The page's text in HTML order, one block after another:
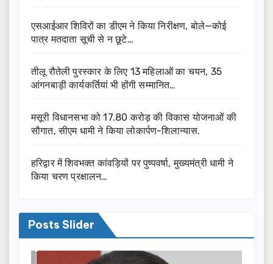
एसआईआर शिविरों का डीएम ने किया निरीक्षण, बोले—कोई
पात्र मतदाता सूची से न छूटे…
तीलू रौतेली पुरस्कार के लिए 13 महिलाओं का चयन, 35
आंगनबाड़ी कार्यकर्तियां भी होंगी सम्मानित…
मसूरी विधानसभा को 17.80 करोड़ की विकास योजनाओं की
सौगात, सीएम धामी ने किया लोकार्पण-शिलान्यास.
हरिद्वार में शिवभक्त कांवड़ियों पर पुष्पवर्षा, मुख्यमंत्री धामी ने
किया चरण प्रक्षालन…
Posts Slider